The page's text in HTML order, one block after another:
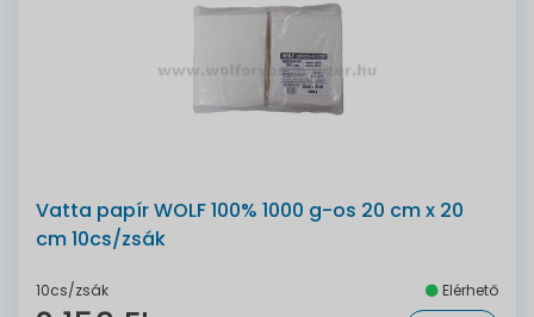
Vatta papír WOLF 100% 1000 g-os 20 cm x 20
cm 10cs/zsák
10cs/zsák Elérhető